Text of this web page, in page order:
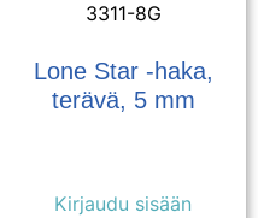
3311-8G
Lone Star -haka,
terävä, 5 mm
Kirjaudu sisään